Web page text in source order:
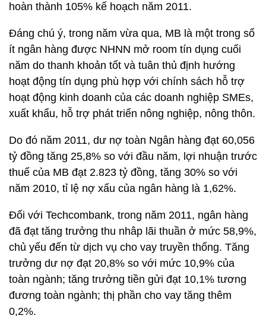
hoàn thành 105% kế hoạch năm 2011.
Đáng chú ý, trong năm vừa qua, MB là một trong số
ít ngân hàng được NHNN mở room tín dụng cuối
năm do thanh khoản tốt và tuân thủ định hướng
hoạt động tín dụng phù hợp với chính sách hỗ trợ
hoạt động kinh doanh của các doanh nghiệp SMEs,
xuất khẩu, hỗ trợ phát triển nông nghiệp, nông thôn.
Do đó năm 2011, dư nợ toàn Ngân hàng đạt 60,056
tỷ đồng tăng 25,8% so với đầu năm, lợi nhuận trước
thuế của MB đạt 2.823 tỷ đồng, tăng 30% so với
năm 2010, tỉ lệ nợ xấu của ngân hàng là 1,62%.
Đối với Techcombank, trong năm 2011, ngân hàng
đã đạt tăng trưởng thu nhâp lãi thuần ở mức 58,9%,
chủ yếu đến từ dịch vụ cho vay truyền thống. Tăng
trưởng dư nợ đạt 20,8% so với mức 10,9% của
toàn ngành; tăng trưởng tiền gửi đạt 10,1% tương
đương toàn ngành; thị phần cho vay tăng thêm
0,2%.